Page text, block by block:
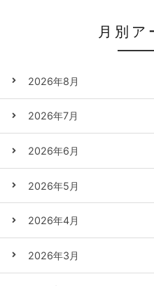
月別ア
2026年8月
2026年7月
2026年6月
2026年5月
2026年4月
2026年3月